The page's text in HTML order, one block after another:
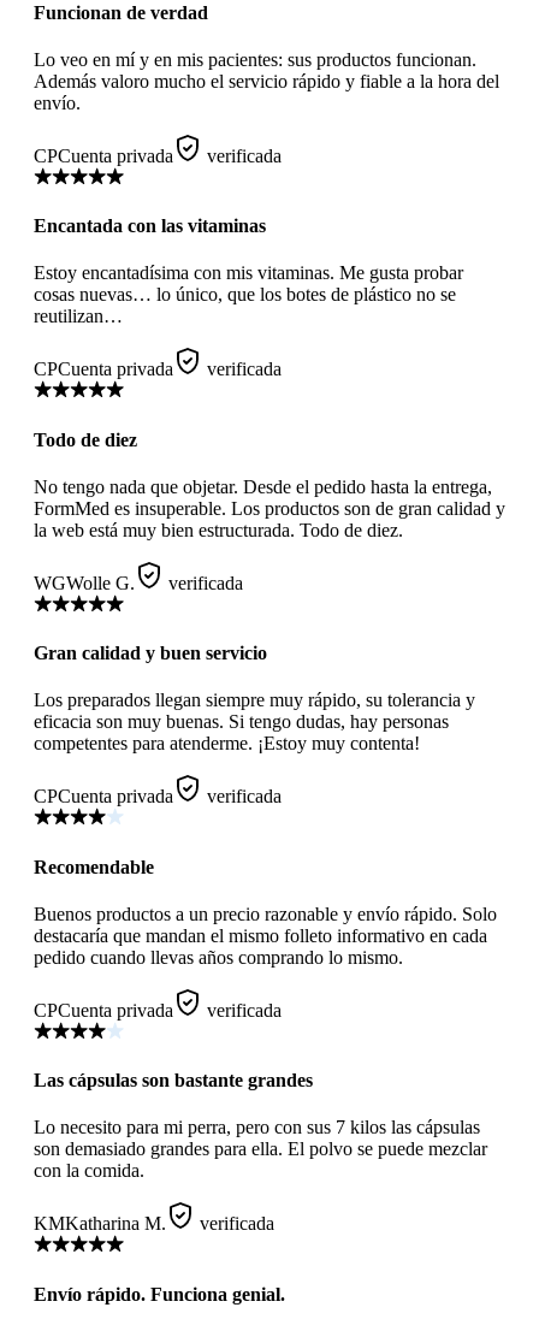
Funcionan de verdad
Lo veo en mí y en mis pacientes: sus productos funcionan.
Además valoro mucho el servicio rápido y fiable a la hora del
envío.
CPCuenta privada verificada
Encantada con las vitaminas
Estoy encantadísima con mis vitaminas. Me gusta probar
cosas nuevas… lo único, que los botes de plástico no se
reutilizan…
CPCuenta privada verificada
Todo de diez
No tengo nada que objetar. Desde el pedido hasta la entrega,
FormMed es insuperable. Los productos son de gran calidad y
la web está muy bien estructurada. Todo de diez.
WGWolle G. verificada
Gran calidad y buen servicio
Los preparados llegan siempre muy rápido, su tolerancia y
eficacia son muy buenas. Si tengo dudas, hay personas
competentes para atenderme. ¡Estoy muy contenta!
CPCuenta privada verificada
Recomendable
Buenos productos a un precio razonable y envío rápido. Solo
destacaría que mandan el mismo folleto informativo en cada
pedido cuando llevas años comprando lo mismo.
CPCuenta privada verificada
Las cápsulas son bastante grandes
Lo necesito para mi perra, pero con sus 7 kilos las cápsulas
son demasiado grandes para ella. El polvo se puede mezclar
con la comida.
KMKatharina M. verificada
Envío rápido. Funciona genial.